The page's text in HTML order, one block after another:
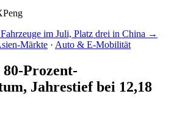
im Juli, Platz drei in China →
Märkte · Auto & E-Mobilität
Prozent-
Jahrestief bei 12,18